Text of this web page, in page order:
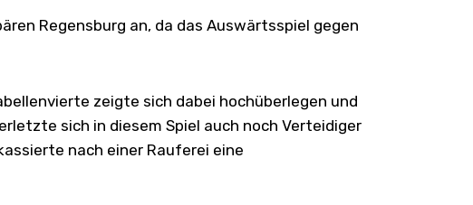
Regensburg an, da das Auswärtsspiel gegen
zeigte sich dabei hochüberlegen und
sich in diesem Spiel auch noch Verteidiger
nach einer Rauferei eine